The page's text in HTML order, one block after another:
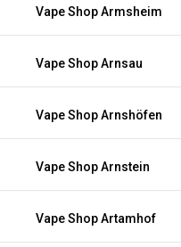
Vape Shop Armsheim
Vape Shop Arnsau
Vape Shop Arnshöfen
Vape Shop Arnstein
Vape Shop Artamhof